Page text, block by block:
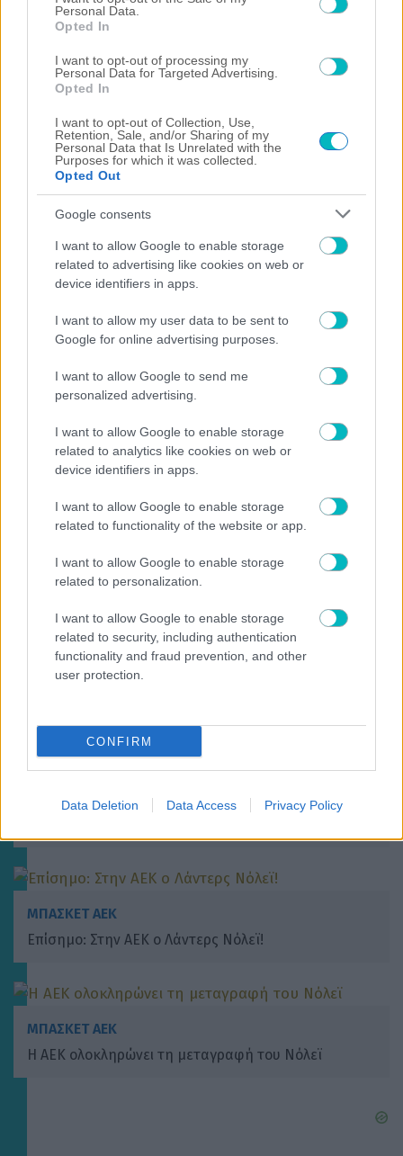
Personal Data.
Opted In
I want to opt-out of processing my
Personal Data for Targeted Advertising.
Opted In
I want to opt-out of Collection, Use,
Retention, Sale, and/or Sharing of my
Personal Data that Is Unrelated with the
Purposes for which it was collected.
Opted Out
Google consents
I want to allow Google to enable storage
related to advertising like cookies on web or
device identifiers in apps.
I want to allow my user data to be sent to
Google for online advertising purposes.
I want to allow Google to send me
personalized advertising.
I want to allow Google to enable storage
related to analytics like cookies on web or
device identifiers in apps.
I want to allow Google to enable storage
related to functionality of the website or app.
I want to allow Google to enable storage
related to personalization.
I want to allow Google to enable storage
related to security, including authentication
functionality and fraud prevention, and other
user protection.
CONFIRM
Data Deletion Data Access Privacy Policy
ΜΠΑΣΚΕΤ ΑΕΚ
Αποδοκιμασίες για την συμφωνία με ΟΣΦΠ για τη
Sunel Arena!
ΜΠΑΣΚΕΤ ΑΕΚ
Παλαίμαχοι ΑΕΚ μπάσκετ: «Οχι στο διχασμό του
κόσμου»
ΜΠΑΣΚΕΤ ΑΕΚ
έπεισαν ο Σάκοτα και οι παίκτες να έρθω στην
ΜΠΑΣΚΕΤ ΑΕΚ
Επίσημο: Στην ΑΕΚ ο Λάντερς Νόλεϊ!
ΜΠΑΣΚΕΤ ΑΕΚ
Η ΑΕΚ ολοκληρώνει τη μεταγραφή του Νόλεϊ